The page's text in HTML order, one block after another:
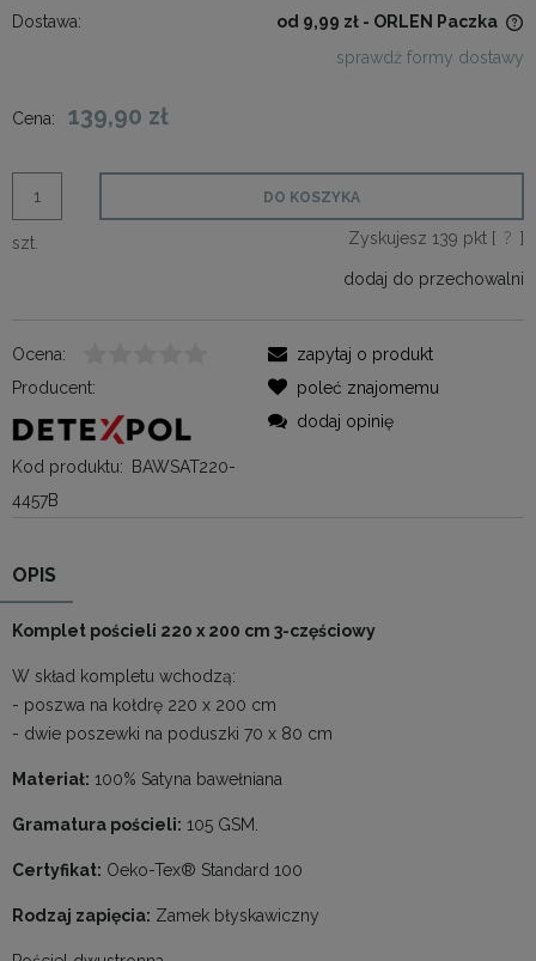
Dostawa:
od 9,99 zł - ORLEN Paczka
sprawdź formy dostawy
Cena: 139,90 zł
szt.
DO KOSZYKA
Zyskujesz 139 pkt [ ? ]
dodaj do przechowalni
Ocena:
Producent:
Kod produktu:
BAWSAT220-
4457B
zapytaj o produkt
poleć znajomemu
dodaj opinię
OPIS
Komplet pościeli 220 x 200 cm 3-częściowy
W skład kompletu wchodzą:
- poszwa na kołdrę 220 x 200 cm
- dwie poszewki na poduszki 70 x 80 cm
Materiał: 100% Satyna bawełniana
Gramatura pościeli: 105 GSM.
Certyfikat: Oeko-Tex® Standard 100
Rodzaj zapięcia: Zamek błyskawiczny